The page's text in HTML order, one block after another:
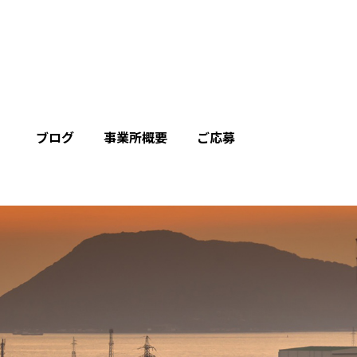
ブログ 事業所概要 ご応募